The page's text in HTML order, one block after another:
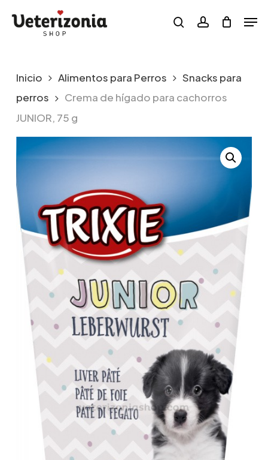
searchaccount
Inicio Alimentos para Perros
Snacks para
perros
Crema de hígado para cachorros
JUNIOR, 75 g